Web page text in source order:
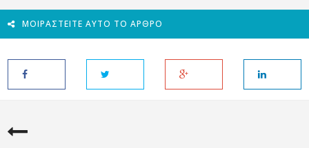
ΜΟΙΡΑΣΤΕΊΤΕ ΑΥΤΌ ΤΟ ΆΡΘΡΟ